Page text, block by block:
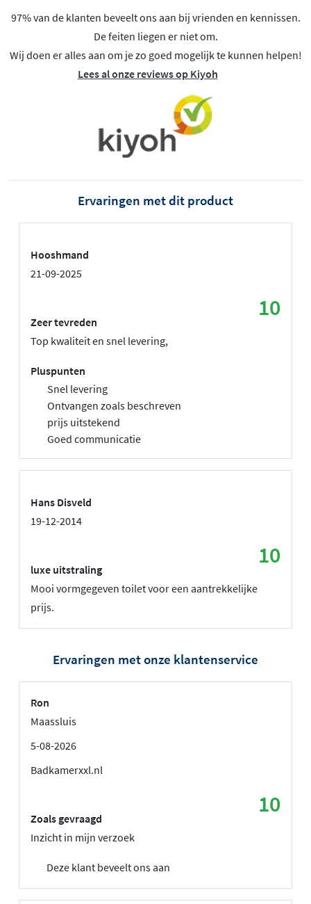
97% van de klanten beveelt ons aan bij vrienden en kennissen.
De feiten liegen er niet om.
Wij doen er alles aan om je zo goed mogelijk te kunnen helpen!
Lees al onze reviews op Kiyoh
Ervaringen met dit product
Hooshmand
21-09-2025
10
Zeer tevreden
Top kwaliteit en snel levering,
Pluspunten
Snel levering
Ontvangen zoals beschreven
prijs uitstekend
Goed communicatie
Hans Disveld
19-12-2014
10
luxe uitstraling
Mooi vormgegeven toilet voor een aantrekkelijke
prijs.
Ervaringen met onze klantenservice
Ron
Maassluis
5-08-2026
Badkamerxxl.nl
10
Zoals gevraagd
Inzicht in mijn verzoek
Deze klant beveelt ons aan